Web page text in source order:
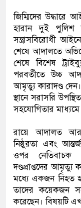
জিম্মিদের উদ্ধারে
হারান দুই পুলিশ
সন্ত্রাসবিরোধী
শেষে আদালতে
শেষে বিশেষ
পরবর্তীতে উচ্চ
আমৃত্যু কারাদণ্ড
স্থানে সরাসরি
সহযোগিতার
রায়ে আদালত
নিষ্ঠুরতা এবং
ওপর নেতিবাচক
দণ্ডপ্রাপ্তদের আমৃত্যু
মধ্যে একজন নিহত
তাদের কয়েকজন
করেছেন। বিষয়টি